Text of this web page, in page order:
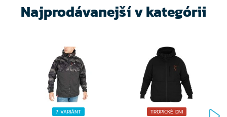
Najprodávanejší v kategórii
7 VARIÁNT TROPICKÉ DNI